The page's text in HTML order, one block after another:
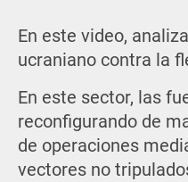
En este video,
ucraniano contra la
En este sector, las
reconfigurando de
de operaciones
vectores no